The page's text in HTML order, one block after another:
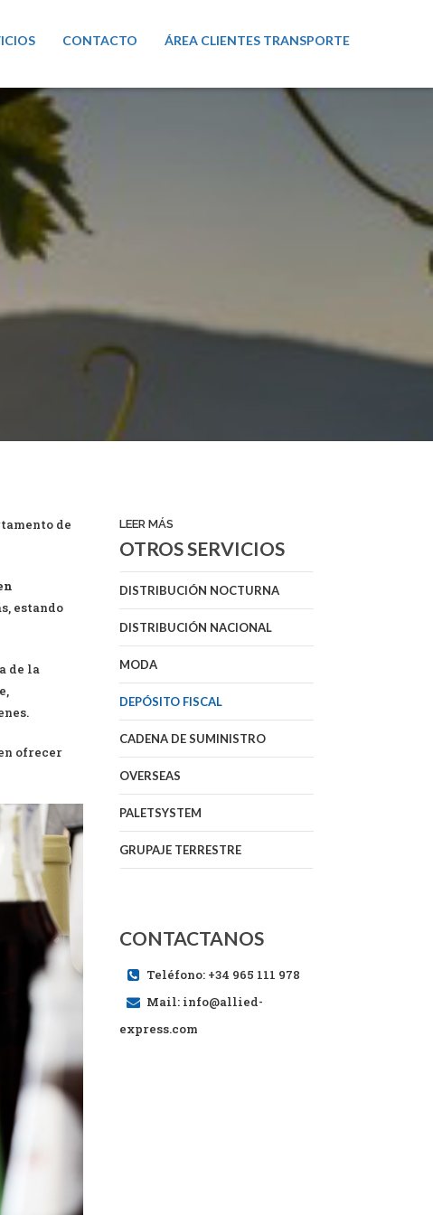
CONTACTO ÁREA CLIENTES TRANSPORTE
de
estando
de la
ofrecer
LEER MÁS
OTROS SERVICIOS
DISTRIBUCIÓN NOCTURNA
DISTRIBUCIÓN NACIONAL
MODA
DEPÓSITO FISCAL
CADENA DE SUMINISTRO
OVERSEAS
PALETSYSTEM
GRUPAJE TERRESTRE
CONTACTANOS
Teléfono: +34 965 111 978
Mail: info@allied-
express.com